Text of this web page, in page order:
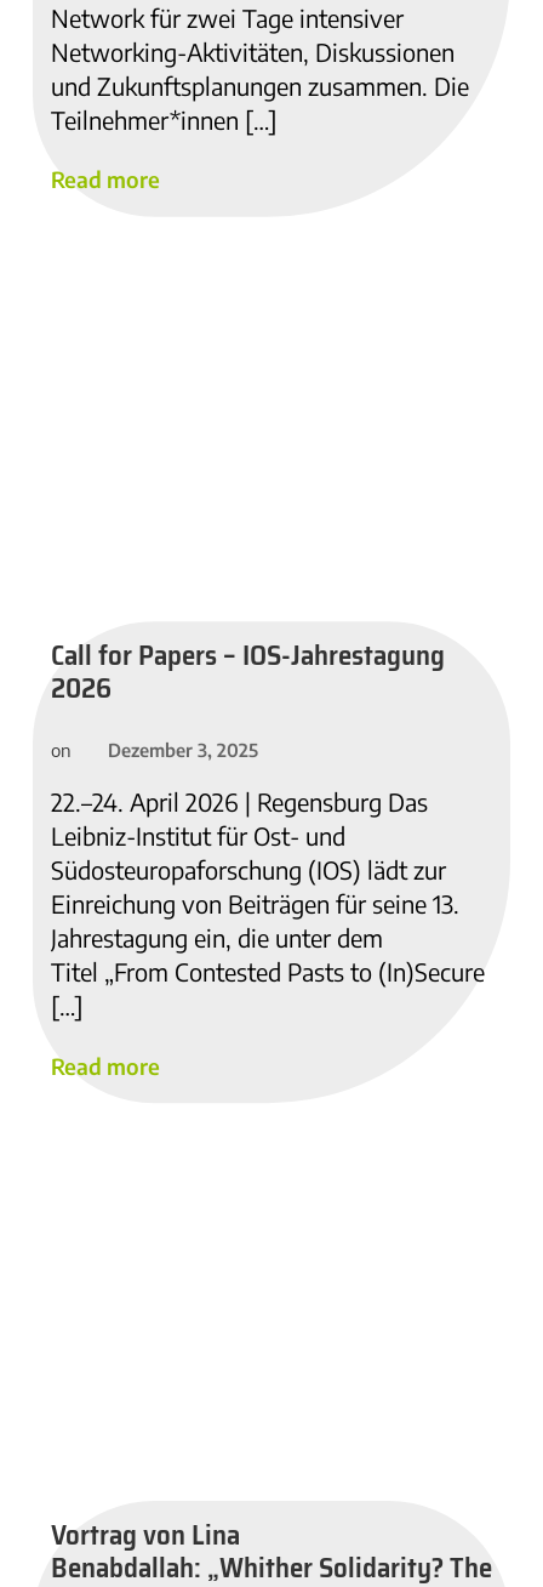
Network für zwei Tage intensiver
Networking-Aktivitäten, Diskussionen
und Zukunftsplanungen zusammen. Die
Teilnehmer*innen […]
Read more
Call for Papers – IOS-Jahrestagung
2026
on Dezember 3, 2025
22.–24. April 2026 | Regensburg Das
Leibniz-Institut für Ost- und
Südosteuropaforschung (IOS) lädt zur
Einreichung von Beiträgen für seine 13.
Jahrestagung ein, die unter dem
Titel „From Contested Pasts to (In)Secure
[…]
Read more
Vortrag von Lina
Benabdallah: „Whither Solidarity? The